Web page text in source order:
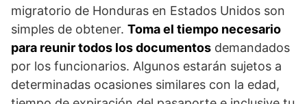
migratorio de Honduras en Estados Unidos son
simples de obtener. Toma el tiempo necesario
para reunir todos los documentos demandados
por los funcionarios. Algunos estarán sujetos a
determinadas ocasiones similares con la edad,